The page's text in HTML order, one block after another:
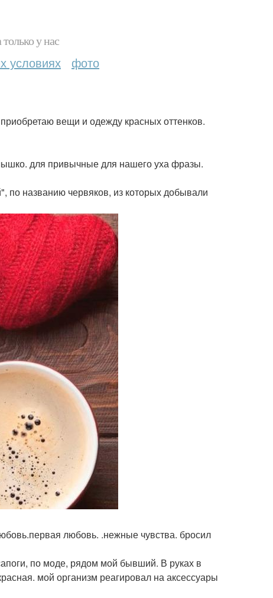
у нас
условиях фото
вещи и одежду красных оттенков.
для привычные для нашего уха фразы.
по названию червяков, из которых добывали
любовь. .нежные чувства. бросил
по моде, рядом мой бывший. В руках в
мой организм реагировал на аксессуары